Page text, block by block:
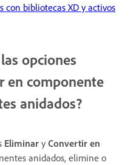
con bibliotecas XD y activos
opciones
en componente
anidados?
Eliminar y Convertir en
anidados, elimine o